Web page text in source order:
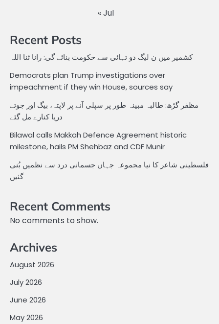
« Jul
Recent Posts
کشمیر میں ن لیگ دو تہائی سے حکومت بنائے گی: رانا ثنا اللہ
Democrats plan Trump investigations over
impeachment if they win House, sources say
مظفر گڑھ: طالبہ مبینہ طور پر سپلی آنے پر لاپتہ، بیگ اور جوتے
دریا کنارے مل گئے
Bilawal calls Makkah Defence Agreement historic
milestone, hails PM Shehbaz and CDF Munir
فلسطینی شاعر کا نیا مجموعہ جہاں جسمانی درد سے نظمیں بُنی
گئیں
Recent Comments
No comments to show.
Archives
August 2026
July 2026
June 2026
May 2026